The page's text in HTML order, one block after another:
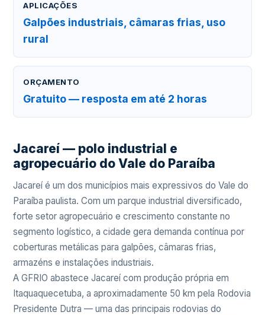
APLICAÇÕES
Galpões industriais, câmaras frias, uso
rural
ORÇAMENTO
Gratuito — resposta em até 2 horas
Jacareí — polo industrial e
agropecuário do Vale do Paraíba
Jacareí é um dos municípios mais expressivos do Vale do
Paraíba paulista. Com um parque industrial diversificado,
forte setor agropecuário e crescimento constante no
segmento logístico, a cidade gera demanda contínua por
coberturas metálicas para galpões, câmaras frias,
armazéns e instalações industriais.
A GFRIO abastece Jacareí com produção própria em
Itaquaquecetuba, a aproximadamente 50 km pela Rodovia
Presidente Dutra — uma das principais rodovias do